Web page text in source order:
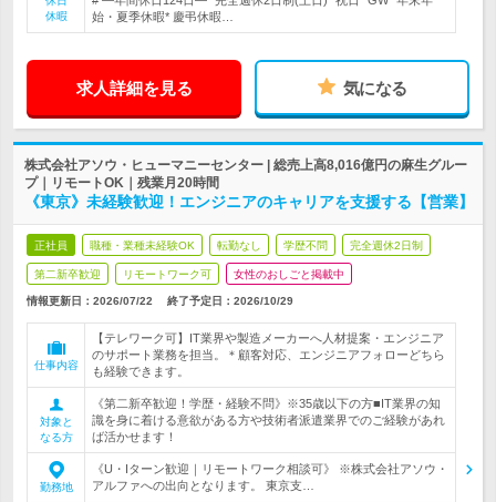
休暇
始・夏季休暇* 慶弔休暇…
求人詳細を見る 気になる
株式会社アソウ・ヒューマニーセンター | 総売上高8,016億円の麻生グルー
プ｜リモートOK｜残業月20時間
《東京》未経験歓迎！エンジニアのキャリアを支援する【営業】
正社員 職種・業種未経験OK 転勤なし 学歴不問 完全週休2日制
第二新卒歓迎 リモートワーク可 女性のおしごと掲載中
情報更新日：2026/07/22 終了予定日： 2026/10/29
仕事内容
【テレワーク可】IT業界や製造メーカーへ人材提案・エンジニア
のサポート業務を担当。＊顧客対応、エンジニアフォローどちら
も経験できます。
対象と
なる方
《第二新卒歓迎！学歴・経験不問》※35歳以下の方■IT業界の知
識を身に着ける意欲がある方や技術者派遣業界でのご経験があれ
ば活かせます！
勤務地
《U・Iターン歓迎｜リモートワーク相談可》 ※株式会社アソウ・
アルファへの出向となります。 東京支…